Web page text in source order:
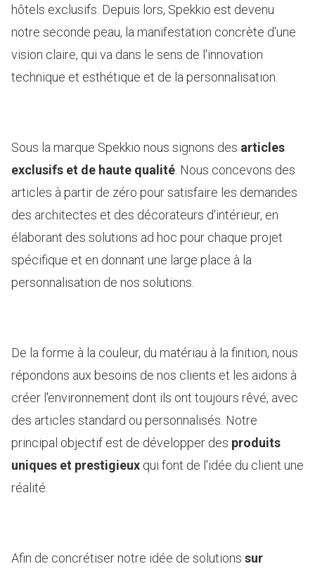
hôtels exclusifs. Depuis lors, Spekkio est devenu
notre seconde peau, la manifestation concrète d'une
vision claire, qui va dans le sens de l'innovation
technique et esthétique et de la personnalisation.
Sous la marque Spekkio nous signons des articles
exclusifs et de haute qualité . Nous concevons des
articles à partir de zéro pour satisfaire les demandes
des architectes et des décorateurs d'intérieur, en
élaborant des solutions ad hoc pour chaque projet
spécifique et en donnant une large place à la
personnalisation de nos solutions.
De la forme à la couleur, du matériau à la finition, nous
répondons aux besoins de nos clients et les aidons à
créer l'environnement dont ils ont toujours rêvé, avec
des articles standard ou personnalisés. Notre
principal objectif est de développer des produits
uniques et prestigieux qui font de l'idée du client une
réalité.
Afin de concrétiser notre idée de solutions sur